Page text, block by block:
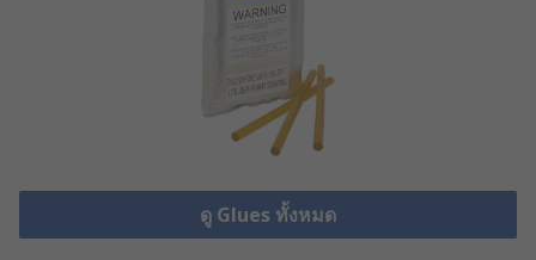
ดู Glues ทั้งหมด